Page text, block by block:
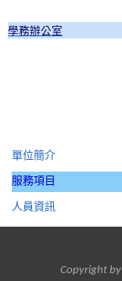
學務辦公室
單位簡介
服務項目
人員資訊
Copyright by